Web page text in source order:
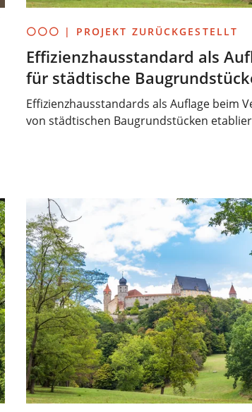
⚪⚪⚪ | PROJEKT ZURÜCKGESTELLT
Effizienzhausstandard als
für städtische
Effizienzhausstandards als Auflage beim
von städtischen Baugrundstücken